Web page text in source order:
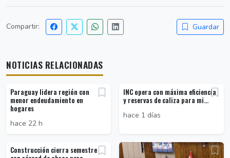
Compartir: Guardar
NOTICIAS RELACIONADAS
Paraguay lidera región con
menor endeudamiento en
hogares
hace 22 h
INC opera con máxima eficiencia
y reservas de caliza para mi...
hace 1 días
Construcción cierra semestre